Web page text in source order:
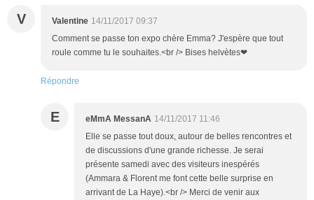
V Valentine 14/11/2017 09:37
Comment se passe ton expo chère Emma? J'espère que tout
roule comme tu le souhaites.<br /> Bises helvètes❤
Répondre
E eMmA MessanA 14/11/2017 11:46
Elle se passe tout doux, autour de belles rencontres et
de discussions d'une grande richesse. Je serai
présente samedi avec des visiteurs inespérés
(Ammara & Florent me font cette belle surprise en
arrivant de La Haye).<br /> Merci de venir aux